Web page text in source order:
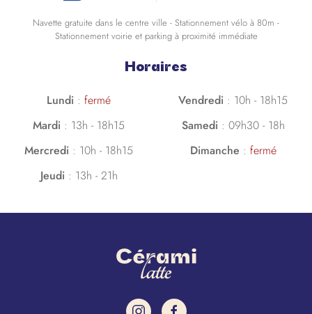
Navette gratuite dans le centre ville - Stationnement vélo à 80m -
Stationnement voirie et parking à proximité immédiate
Horaires
Lundi : fermé
Mardi : 13h - 18h15
Mercredi : 10h - 18h15
Jeudi: 13h - 21h
Vendredi : 10h - 18h15
Samedi: 09h30 - 18h
Dimanche : fermé